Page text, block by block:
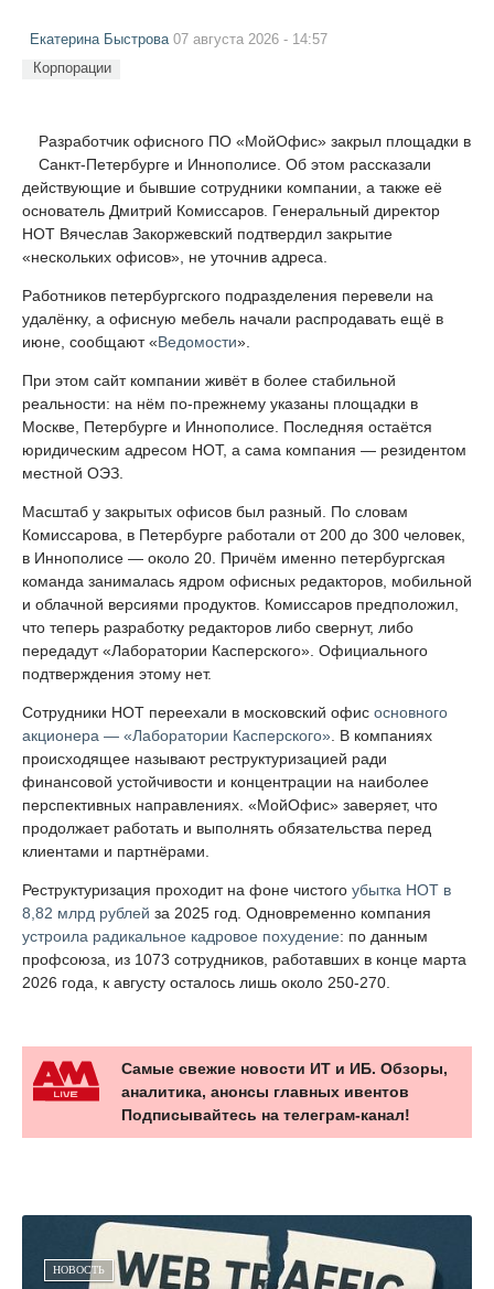
Екатерина Быстрова 07 августа 2026 - 14:57
Корпорации
Санкт-Петербурге и Иннополисе. Об этом рассказали
действующие и бывшие сотрудники компании, а также её
основатель Дмитрий Комиссаров. Генеральный директор
НОТ Вячеслав Закоржевский подтвердил закрытие
«нескольких офисов», не уточнив адреса.
Работников петербургского подразделения перевели на
удалёнку, а офисную мебель начали распродавать ещё в
При этом сайт компании живёт в более стабильной
реальности: на нём по-прежнему указаны площадки в
Москве, Петербурге и Иннополисе. Последняя остаётся
юридическим адресом НОТ, а сама компания — резидентом
местной ОЭЗ.
Масштаб у закрытых офисов был разный. По словам
Комиссарова, в Петербурге работали от 200 до 300 человек,
в Иннополисе — около 20. Причём именно петербургская
команда занималась ядром офисных редакторов, мобильной
и облачной версиями продуктов. Комиссаров предположил,
что теперь разработку редакторов либо свернут, либо
Сотрудники НОТ переехали в московский офис основного
акционера — «Лаборатории Касперского». В компаниях
происходящее называют реструктуризацией ради
Реструктуризация проходит на фоне чистогоубытка НОТ в
8,82 млрд рублейза 2025 год. Одновременно компания